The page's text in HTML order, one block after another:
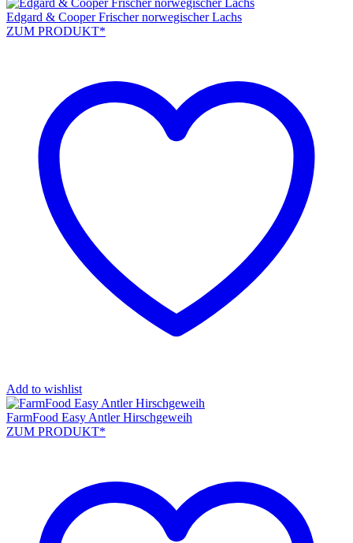
Edgard & Cooper Frischer norwegischer Lachs
ZUM PRODUKT*
Add to wishlist
FarmFood Easy Antler Hirschgeweih
ZUM PRODUKT*